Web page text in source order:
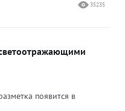
35235
появится в